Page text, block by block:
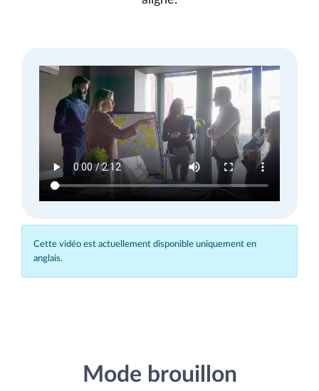
Cette vidéo est actuellement disponible uniquement en
anglais.
Mode brouillon